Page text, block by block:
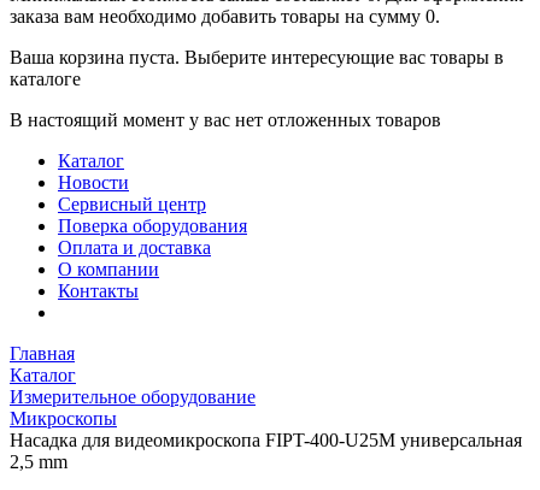
заказа вам необходимо добавить товары на сумму 0.
Ваша корзина пуста. Выберите интересующие вас товары в
каталоге
В настоящий момент у вас нет отложенных товаров
Каталог
Новости
Сервисный центр
Поверка оборудования
Оплата и доставка
О компании
Контакты
Главная
Каталог
Измерительное оборудование
Микроскопы
Насадка для видеомикроскопа FIPT-400-U25M универсальная
2,5 mm